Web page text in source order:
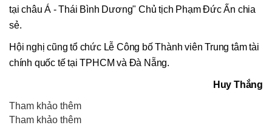
tại châu Á - Thái Bình Dương" Chủ tịch Phạm Đức Ấn chia
sẻ.
Hội nghị cũng tổ chức Lễ Công bố Thành viên Trung tâm tài
chính quốc tế tại TPHCM và Đà Nẵng.
Huy Thắng
Tham khảo thêm
Tham khảo thêm